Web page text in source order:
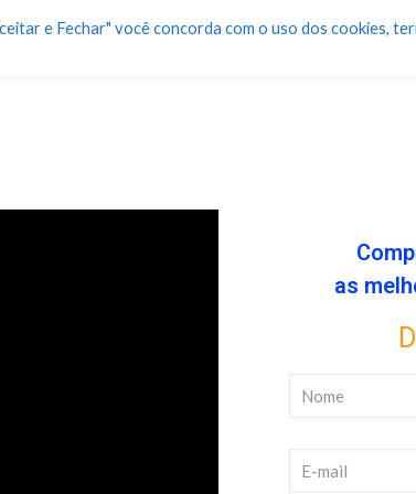
as
e Fechar" você concorda com o uso dos cookies,